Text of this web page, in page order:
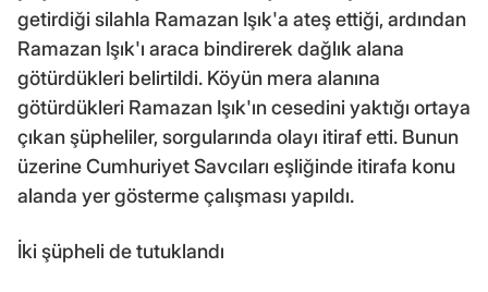
getirdiği silahla Ramazan Işık'a ateş ettiği, ardından
Ramazan Işık'ı araca bindirerek dağlık alana
götürdükleri belirtildi. Köyün mera alanına
götürdükleri Ramazan Işık'ın cesedini yaktığı ortaya
çıkan şüpheliler, sorgularında olayı itiraf etti. Bunun
üzerine Cumhuriyet Savcıları eşliğinde itirafa konu
alanda yer gösterme çalışması yapıldı.
İki şüpheli de tutuklandı